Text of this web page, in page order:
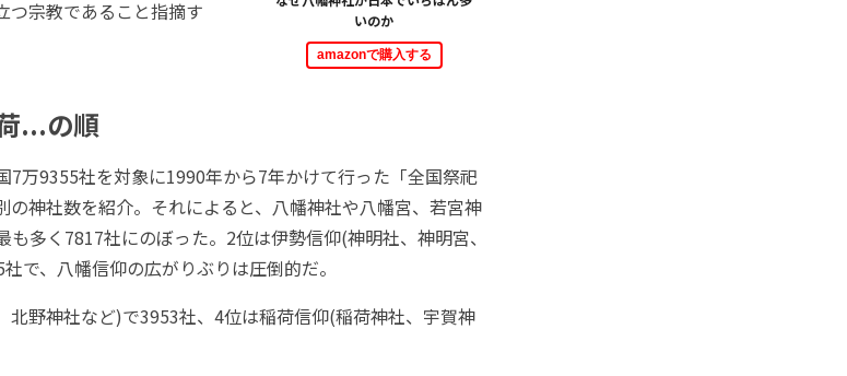
いのか
amazonで購入する
つ宗教であること指摘す
...の順
万9355社を対象に1990年から7年かけて行った「全国祭祀
の神社数を紹介。それによると、八幡神社や八幡宮、若宮神
多く7817社にのぼった。2位は伊勢信仰(神明社、神明宮、
で、八幡信仰の広がりぶりは圧倒的だ。
野神社など)で3953社、4位は稲荷信仰(稲荷神社、宇賀神